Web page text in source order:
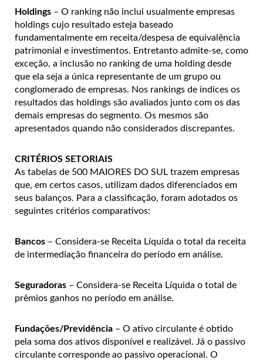
Holdings – O ranking não inclui usualmente empresas
holdings cujo resultado esteja baseado
fundamentalmente em receita/despesa de equivalência
patrimonial e investimentos. Entretanto admite-se, como
exceção, a inclusão no ranking de uma holding desde
que ela seja a única representante de um grupo ou
conglomerado de empresas. Nos rankings de índices os
resultados das holdings são avaliados junto com os das
demais empresas do segmento. Os mesmos são
apresentados quando não considerados discrepantes.
CRITÉRIOS SETORIAIS
As tabelas de 500 MAIORES DO SUL trazem empresas
que, em certos casos, utilizam dados diferenciados em
seus balanços. Para a classificação, foram adotados os
seguintes critérios comparativos:
Bancos – Considera-se Receita Líquida o total da receita
de intermediação financeira do período em análise.
Seguradoras – Considera-se Receita Líquida o total de
prêmios ganhos no período em análise.
Fundações/Previdência – O ativo circulante é obtido
pela soma dos ativos disponível e realizável. Já o passivo
circulante corresponde ao passivo operacional. O